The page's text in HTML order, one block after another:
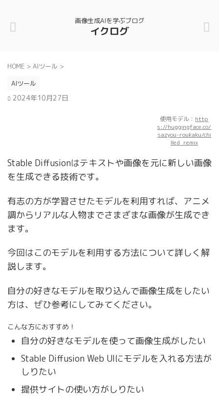
画像生成AIを学ぶブログ
イクログ
HOME > AIツール >
AIツール
2024年10月27日
使用モデル： http
s://huggingface.co/
sazyou-roukaku/chi
lled_remix
Stable Diffusionはテキストや画像を元に新しい画像
を生成できる技術です。
有志の方が学習させたモデルを利用すれば、アニメ
調からリアルな人物までさまざまな画像が生成でき
ます。
今回はこのモデルを利用する方法について詳しく解
説します。
自分の好きなモデルを取り込んで画像生成をしたい
方は、ぜひ参考にしてみてください。
こんな方におすすめ！
自分の好きなモデルを使って画像生成がしたい
Stable Diffusion Web UIにモデルを入れる方法が
しりたい
提供サイトの使い方がしりたい